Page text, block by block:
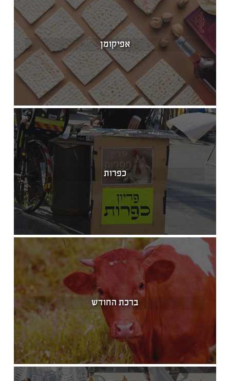
אפיקומן
כפרות
ברכת החודש